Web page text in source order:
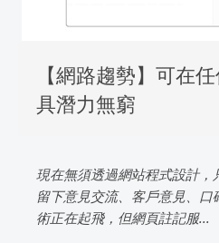
【網路趨勢】可在
具潛力無窮
現在無須透過網站程式設計
留下意見交流、客戶意見、
術正在起飛，但網頁註記服...